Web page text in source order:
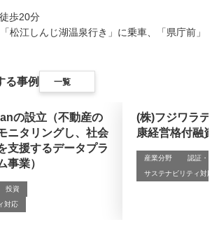
歩20分
松江しんじ湖温泉行き」に乗車、「県庁前」
る事例 一覧
の設立（不動産の
ニタリングし、社会
支援するデータプラ
事業）
投資
対応
(株)フジワラテ
康経営格付融資
産業分野
認証・独
サステナビリティ対応